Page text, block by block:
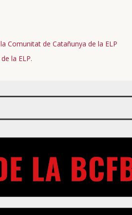
Comunitat de Catañunya de la ELP
la ELP.